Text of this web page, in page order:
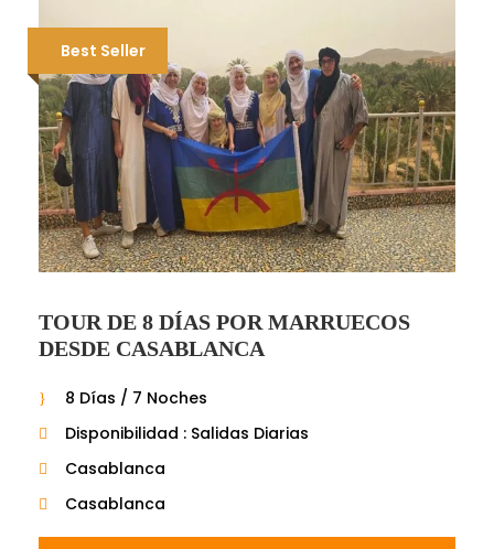
Best Seller
TOUR DE 8 DÍAS POR MARRUECOS
DESDE CASABLANCA
8 Días / 7 Noches
Disponibilidad : Salidas Diarias
Casablanca
Casablanca